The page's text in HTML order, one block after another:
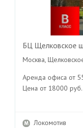
БЦ Щелковское
Москва,
Аренда офиса от
Цена от 18000 руб.
Локомотив